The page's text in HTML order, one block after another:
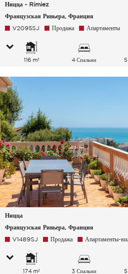
Ницца - Rimiez
Французская Ривьера, Франция
V2095SJ Продажа Апартаменты
116 m² 4 Спальни
Ницца
Французская Ривьера, Франция
V1489SJ Продажа Апартаменты-
174 m² 3 Спальни